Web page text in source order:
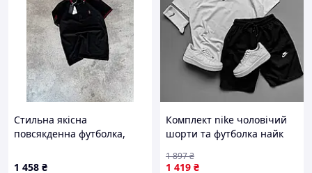
Стильна якісна
повсякденна футболка,
1 458 ₴
Комплект nike чоловічий
шорти та футболка найк
1 419 ₴
1 897₴